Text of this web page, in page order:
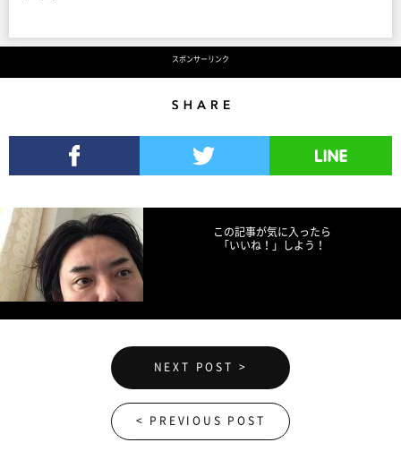
スポンサーリンク
この記事が気に入ったら
「いいね！」しよう！
NEXT POST >
< PREVIOUS POST